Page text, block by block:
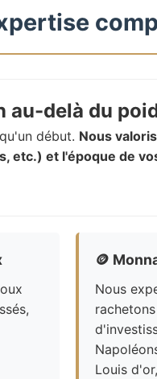
delà du
début. Nous
etc.) et l'époque de
🪙
Nous
Louis